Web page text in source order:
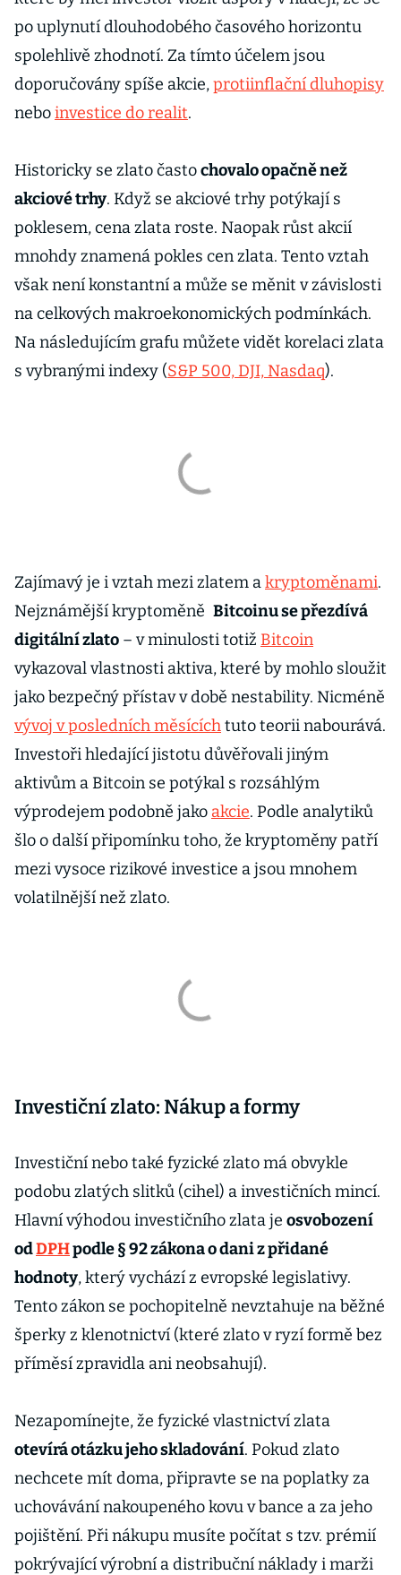
po uplynutí dlouhodobého časového horizontu
spolehlivě zhodnotí. Za tímto účelem jsou
doporučovány spíše akcie,protiinflační dluhopisy
neboinvestice do realit.
Historicky se zlato častochovalo opačně než
akciové trhy. Když se akciové trhy potýkají s
poklesem, cena zlata roste. Naopak růst akcií
mnohdy znamená pokles cen zlata. Tento vztah
však není konstantní a může se měnit v závislosti
na celkových makroekonomických podmínkách.
Na následujícím grafu můžete vidět korelaci zlata
s vybranými indexy (S&P 500, DJI, Nasdaq).
Zajímavý je i vztah mezi zlatem akryptoměnami.
Nejznámější kryptoměně Bitcoinu se přezdívá
digitální zlato – v minulosti totiž Bitcoin
vykazoval vlastnosti aktiva, které by mohlo sloužit
jako bezpečný přístav v době nestability. Nicméně
vývoj v posledních měsícíchtuto teorii nabourává.
Investoři hledající jistotu důvěřovali jiným
aktivům a Bitcoin se potýkal s rozsáhlým
výprodejem podobně jako akcie. Podle analytiků
šlo o další připomínku toho, že kryptoměny patří
mezi vysoce rizikové investice a jsou mnohem
volatilnější než zlato.
Investiční zlato: Nákup a formy
Investiční nebo také fyzické zlato má obvykle
podobu zlatých slitků (cihel) a investičních mincí.
Hlavní výhodou investičního zlata je osvobození
odDPHpodle § 92 zákona o dani z přidané
hodnoty, který vychází z evropské legislativy.
Tento zákon se pochopitelně nevztahuje na běžné
šperky z klenotnictví (které zlato v ryzí formě bez
příměsí zpravidla ani neobsahují).
Nezapomínejte, že fyzické vlastnictví zlata
otevírá otázku jeho skladování. Pokud zlato
nechcete mít doma, připravte se na poplatky za
uchovávání nakoupeného kovu v bance a za jeho
pojištění. Při nákupu musíte počítat s tzv. prémií
pokrývající výrobní a distribuční náklady i marži